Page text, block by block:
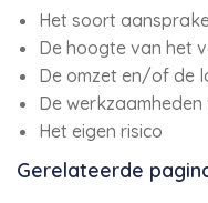
Het soort
De hoogte van het
De omzet en/of de
De
Het eigen risico
Gerelateerde